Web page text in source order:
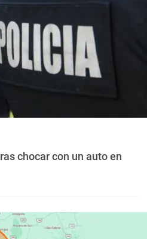
chocar con un auto en